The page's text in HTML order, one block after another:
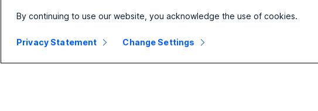
2026 Cisco and/or its affiliates. All rights reserved.
By continuing to use our website, you acknowledge the use of cookies.
Privacy Statement Change Settings